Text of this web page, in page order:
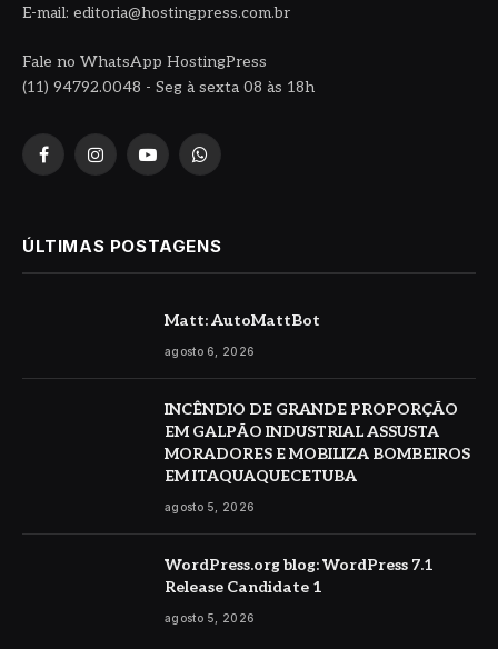
E-mail: editoria@hostingpress.com.br
Fale no WhatsApp HostingPress
(11) 94792.0048 - Seg à sexta 08 às 18h
FacebookInstagramYouTubeWhatsApp
ÚLTIMAS POSTAGENS
Matt: AutoMattBot
agosto 6, 2026
INCÊNDIO DE GRANDE PROPORÇÃO
EM GALPÃO INDUSTRIAL ASSUSTA
MORADORES E MOBILIZA BOMBEIROS
EM ITAQUAQUECETUBA
agosto 5, 2026
WordPress.org blog: WordPress 7.1
Release Candidate 1
agosto 5, 2026